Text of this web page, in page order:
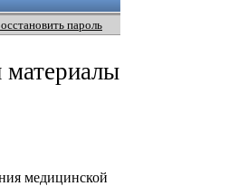
пароль
материалы
медицинской